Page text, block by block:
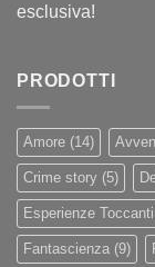
esclusiva!
PRODOTTI
Amore (14)
Crime story (5)
Esperienze Toccanti
Fantascienza (9)